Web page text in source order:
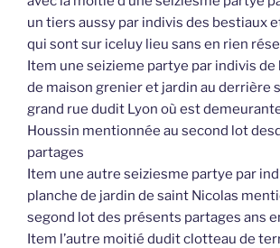
un tiers aussy par indivis des bestiaux
qui sont sur iceluy lieu sans en rien
Item une seizieme partye par indivis
de maison grenier et jardin au derrière
grand rue dudit Lyon où est
Houssin mentionnée au second lot
partages
Item une autre seiziesme partye par
planche de jardin de saint Nicolas
segond lot des présents partages ans
Item l’autre moitié dudit clotteau de